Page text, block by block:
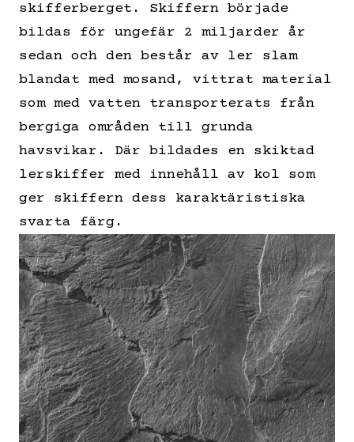
skifferberget. Skiffern började
bildas för ungefär 2 miljarder år
sedan och den består av ler slam
blandat med mosand, vittrat material
som med vatten transporterats från
bergiga områden till grunda
havsvikar. Där bildades en skiktad
lerskiffer med innehåll av kol som
ger skiffern dess karaktäristiska
svarta färg.